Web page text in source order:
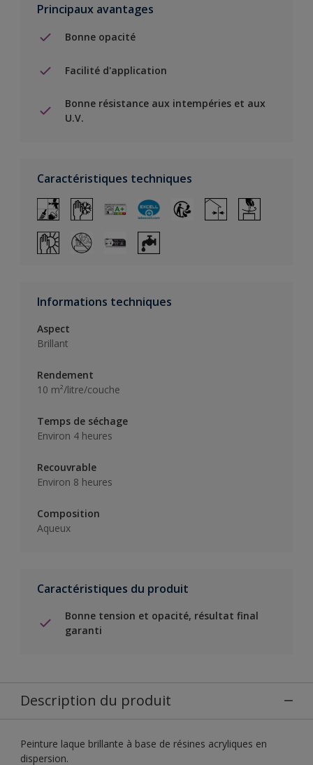
Principaux avantages
Bonne opacité
Facilité d'application
Bonne résistance aux intempéries et aux
U.V.
Caractéristiques techniques
Informations techniques
Aspect
Brillant
Rendement
10 m²/litre/couche
Temps de séchage
Environ 4 heures
Recouvrable
Environ 8 heures
Composition
Aqueux
Caractéristiques du produit
Bonne tension et opacité, résultat final
garanti
Description du produit
Peinture laque brillante à base de résines acryliques en
dispersion.